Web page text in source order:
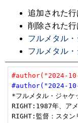
追加された行
削除された行
フルメタル・
フルメタル
#author("2024-
#author("2024-
*フルメタル・ジ
RIGHT:1987年、ア
RIGHT:監督：スタン